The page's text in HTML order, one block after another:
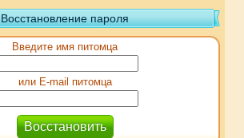
Восстановление пароля
Введите имя питомца
или E-mail питомца